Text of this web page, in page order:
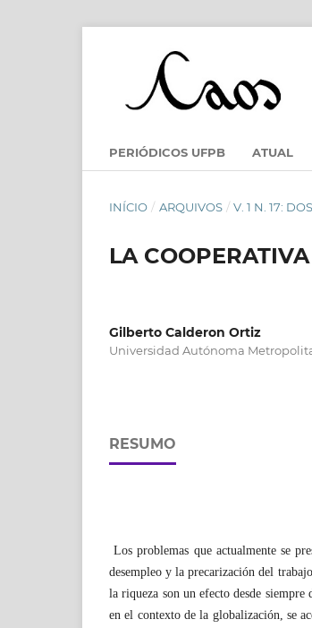
PERIÓDICOS UFPB ATUAL
INÍCIO / ARQUIVOS / V. 1 N. 17:
LA
Gilberto Calderon Ortiz
Universidad Autónoma
RESUMO
Los problemas que actualmente se
desempleo y la precarización del
la riqueza son un efecto desde siempre
en el contexto de la globalización, se